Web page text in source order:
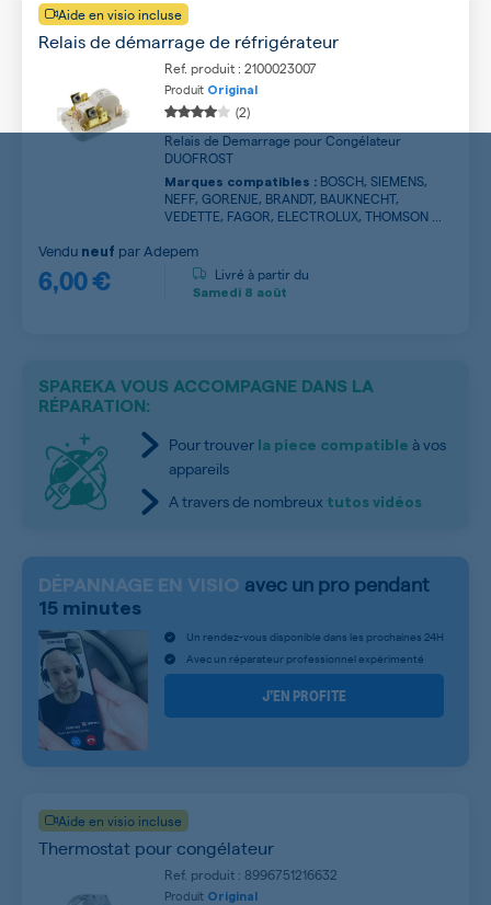
Aide en visio incluse
Relais de démarrage de réfrigérateur
Ref. produit : 2100023007
Produit Original
(2)
Relais de Demarrage pour Congélateur
DUOFROST
Marques compatibles : BOSCH, SIEMENS,
NEFF, GORENJE, BRANDT, BAUKNECHT,
VEDETTE, FAGOR, ELECTROLUX, THOMSON ...
6,00 €
Vendu neuf par Adepem
Livré à partir du
Samedi 8 août
SPAREKA VOUS ACCOMPAGNE DANS LA
RÉPARATION:
Pour trouver la piece compatible à vos
appareils
A travers de nombreux tutos vidéos
DÉPANNAGE EN VISIO avec un pro pendant
15 minutes
Un rendez-vous disponible dans les prochaines 24H
Avec un réparateur professionnel expérimenté
J’EN PROFITE
Aide en visio incluse
Thermostat pour congélateur
Ref. produit : 8996751216632
Produit Original